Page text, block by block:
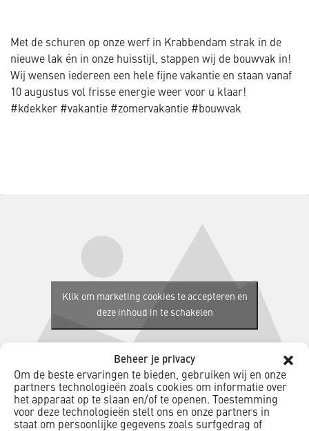
Beheer je privacy
Om de beste ervaringen te bieden, gebruiken wij en onze
partners technologieën zoals cookies om informatie over
het apparaat op te slaan en/of te openen. Toestemming
voor deze technologieën stelt ons en onze partners in
staat om persoonlijke gegevens zoals surfgedrag of
Met de schuren op onze werf in Krabbendam strak in de
nieuwe lak én in onze huisstijl, stappen wij de bouwvak in!
Wij wensen iedereen een hele fijne vakantie en staan vanaf
10 augustus vol frisse energie weer voor u klaar!
#kdekker #vakantie #zomervakantie #bouwvak
Klik om marketing cookies te accepteren en
deze inhoud in te schakelen